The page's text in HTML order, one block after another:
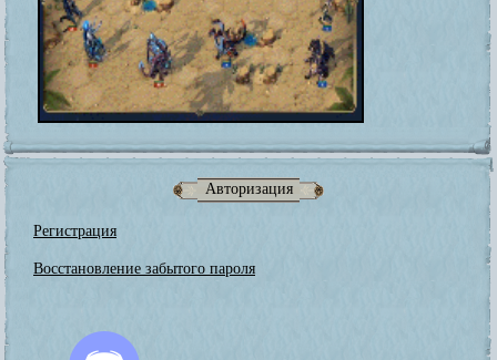
Авторизация
Регистрация
Восстановление забытого пароля